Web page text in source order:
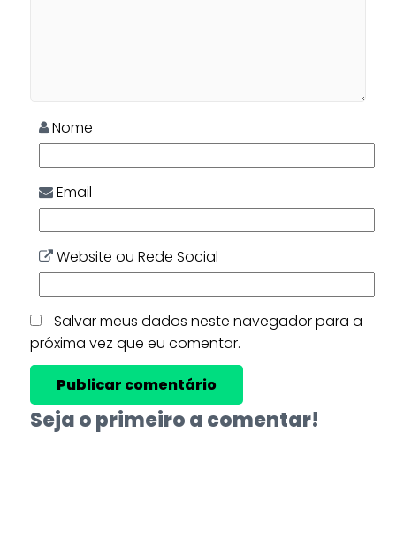
Nome
Email
Website ou Rede Social
Salvar meus dados neste navegador para a
próxima vez que eu comentar.
Seja o primeiro a comentar!